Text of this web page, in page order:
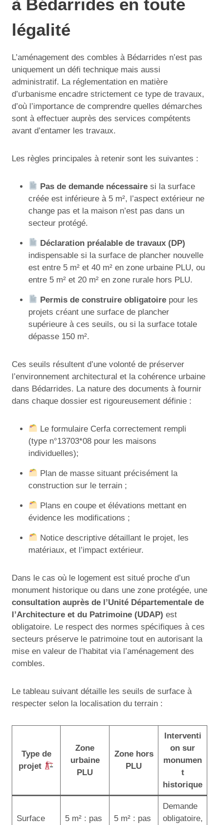
à Bédarrides en toute
légalité
L’aménagement des combles à Bédarrides n’est pas
uniquement un défi technique mais aussi
administratif. La réglementation en matière
d’urbanisme encadre strictement ce type de travaux,
d’où l’importance de comprendre quelles démarches
sont à effectuer auprès des services compétents
avant d’entamer les travaux.
Les règles principales à retenir sont les suivantes :
Pas de demande nécessaire si la surface
créée est inférieure à 5 m², l’aspect extérieur ne
change pas et la maison n’est pas dans un
secteur protégé.
Déclaration préalable de travaux (DP)
indispensable si la surface de plancher nouvelle
est entre 5 m² et 40 m² en zone urbaine PLU, ou
entre 5 m² et 20 m² en zone rurale hors PLU.
Permis de construire obligatoire pour les
projets créant une surface de plancher
supérieure à ces seuils, ou si la surface totale
dépasse 150 m².
Ces seuils résultent d’une volonté de préserver
l’environnement architectural et la cohérence urbaine
dans Bédarrides. La nature des documents à fournir
dans chaque dossier est rigoureusement définie :
Le formulaire Cerfa correctement rempli
(type n°13703*08 pour les maisons
individuelles);
Plan de masse situant précisément la
construction sur le terrain ;
Plans en coupe et élévations mettant en
évidence les modifications ;
Notice descriptive détaillant le projet, les
matériaux, et l’impact extérieur.
Dans le cas où le logement est situé proche d’un
monument historique ou dans une zone protégée, une
consultation auprès de l’Unité Départementale de
l’Architecture et du Patrimoine (UDAP) est
obligatoire. Le respect des normes spécifiques à ces
secteurs préserve le patrimoine tout en autorisant la
mise en valeur de l’habitat via l’aménagement des
combles.
Le tableau suivant détaille les seuils de surface à
respecter selon la localisation du terrain :
Type de
projet
Zone
urbaine
PLU
Zone hors
PLU
Interventi
on sur
monumen
t
historique
Surface
5 m² : pas
5 m² : pas
Demande
obligatoire,